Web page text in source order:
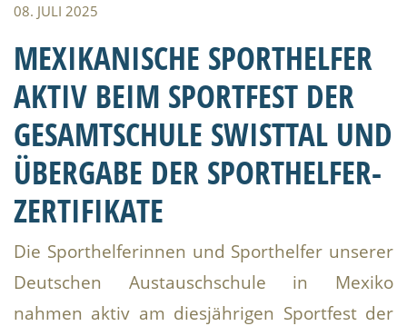
08. JULI 2025
MEXIKANISCHE SPORTHELFER
AKTIV BEIM SPORTFEST DER
GESAMTSCHULE SWISTTAL UND
ÜBERGABE DER SPORTHELFER-
ZERTIFIKATE
Die Sporthelferinnen und Sporthelfer unserer
Deutschen Austauschschule in Mexiko
nahmen aktiv am diesjährigen Sportfest der